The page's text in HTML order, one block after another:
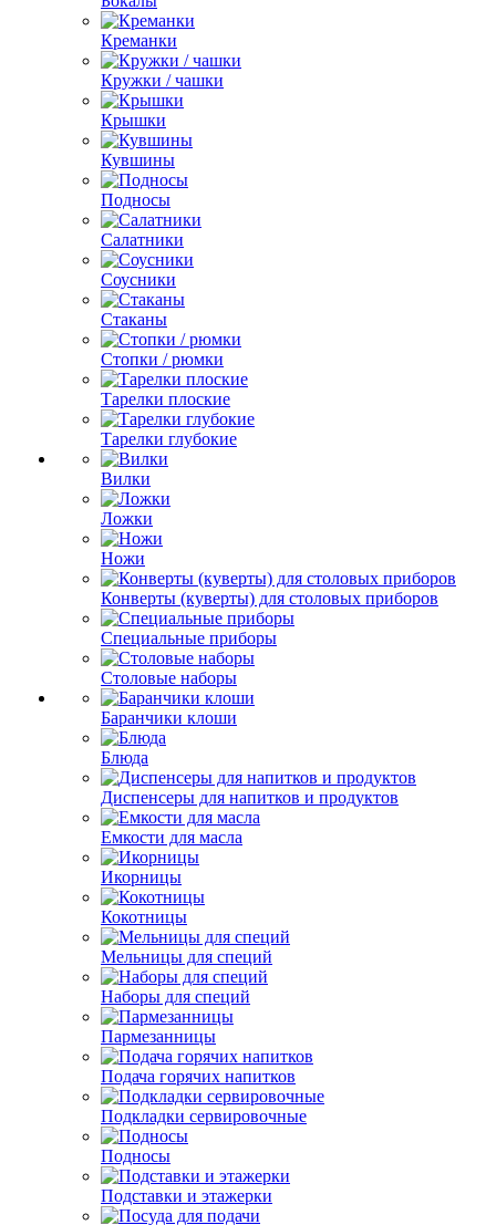
Креманки
Кружки / чашки
Крышки
Кувшины
Подносы
Салатники
Соусники
Стаканы
Стопки / рюмки
Тарелки плоские
Тарелки глубокие
Вилки
Ложки
Ножи
Конверты (куверты) для столовых приборов
Специальные приборы
Столовые наборы
Баранчики клоши
Блюда
Диспенсеры для напитков и продуктов
Емкости для масла
Икорницы
Кокотницы
Мельницы для специй
Наборы для специй
Пармезанницы
Подача горячих напитков
Подкладки сервировочные
Подносы
Подставки и этажерки